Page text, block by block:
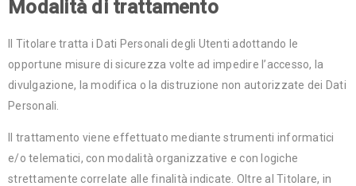
Modalità di trattamento
Il Titolare tratta i Dati Personali degli Utenti adottando le
opportune misure di sicurezza volte ad impedire l’accesso, la
divulgazione, la modifica o la distruzione non autorizzate dei Dati
Personali.
Il trattamento viene effettuato mediante strumenti informatici
e/o telematici, con modalità organizzative e con logiche
strettamente correlate alle finalità indicate. Oltre al Titolare, in